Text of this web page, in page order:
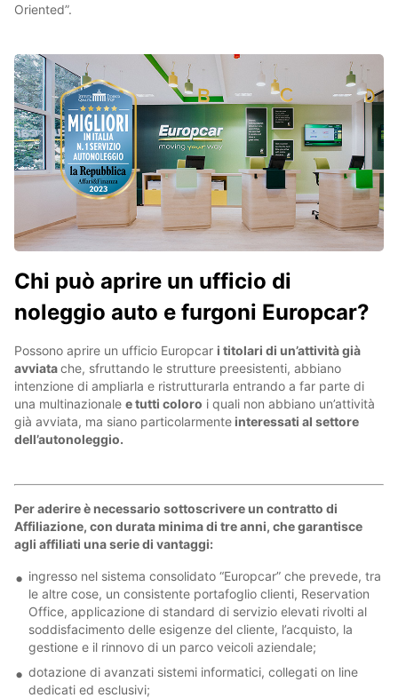
Oriented”.
Chi può aprire un ufficio di
noleggio auto e furgoni Europcar?
Possono aprire un ufficio Europcar i titolari di un’attività già
avviatache, sfruttando le strutture preesistenti, abbiano
intenzione di ampliarla e ristrutturarla entrando a far parte di
una multinazionale e tutti coloro i quali non abbiano un’attività
già avviata, ma siano particolarmenteinteressati al settore
dell’autonoleggio.
Per aderire è necessario sottoscrivere un contratto di
Affiliazione, con durata minima di tre anni, che garantisce
agli affiliati una serie di vantaggi:
ingresso nel sistema consolidato “Europcar” che prevede, tra
le altre cose, un consistente portafoglio clienti, Reservation
Office, applicazione di standard di servizio elevati rivolti al
soddisfacimento delle esigenze del cliente, l’acquisto, la
gestione e il rinnovo di un parco veicoli aziendale;
dotazione di avanzati sistemi informatici, collegati on line
dedicati ed esclusivi;